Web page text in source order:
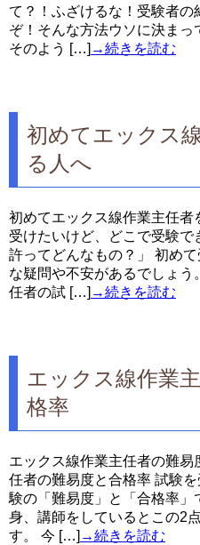
て？！ふざけるな！受験者
ぞ！そんな方法ウソに決ま
そのよう […] →続きを読む
初めてエックス
る人へ
初めてエックス線作業主任
受けたいけど、どこで受験
許ってどんなもの？」 初め
な疑問や不安があるでしょ
任者の試 […] →続きを読む
エックス線作業
格率
エックス線作業主任者の難
任者の難易度と合格率 試験
験の「難易度」と「合格率」
身、講師をしているとこの2
す。 今 […] →続きを読む